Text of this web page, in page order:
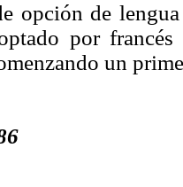
opción de
por
un